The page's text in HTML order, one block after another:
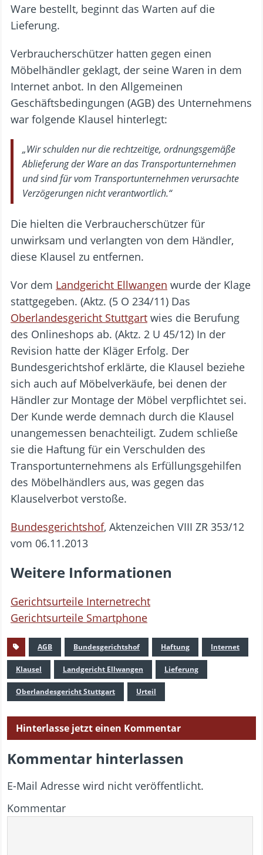
Ware bestellt, beginnt das Warten auf die
Lieferung.
Verbraucherschützer hatten gegen einen
Möbelhändler geklagt, der seine Waren in dem
Internet anbot. In den Allgemeinen
Geschäftsbedingungen (AGB) des Unternehmens
war folgende Klausel hinterlegt:
„Wir schulden nur die rechtzeitige, ordnungsgemäße
Ablieferung der Ware an das Transportunternehmen
und sind für vom Transportunternehmen verursachte
Verzögerungen nicht verantwortlich.“
Die hielten die Verbraucherschützer für
unwirksam und verlangten von dem Händler,
diese Klausel zu entfernen.
Vor dem Landgericht Ellwangen wurde der Klage
stattgegeben. (Aktz. (5 O 234/11) Das
Oberlandesgericht Stuttgart wies die Berufung
des Onlineshops ab. (Aktz. 2 U 45/12) In der
Revision hatte der Kläger Erfolg. Der
Bundesgerichtshof erklärte, die Klausel beziehe
sich auch auf Möbelverkäufe, bei denen der
Händler zur Montage der Möbel verpflichtet sei.
Der Kunde werde demnach durch die Klausel
unangemessen benachteiligt. Zudem schließe
sie die Haftung für ein Verschulden des
Transportunternehmens als Erfüllungsgehilfen
des Möbelhändlers aus, was gegen das
Klauselverbot verstoße.
Bundesgerichtshof, Aktenzeichen VIII ZR 353/12
vom 06.11.2013
Weitere Informationen
Gerichtsurteile Internetrecht
Gerichtsurteile Smartphone
AGB Bundesgerichtshof Haftung Internet
Klausel Landgericht Ellwangen Lieferung
Oberlandesgericht Stuttgart Urteil
Hinterlasse jetzt einen Kommentar
Kommentar hinterlassen
E-Mail Adresse wird nicht veröffentlicht.
Kommentar